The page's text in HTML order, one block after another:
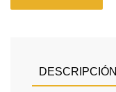
DESCRIPCIÓN